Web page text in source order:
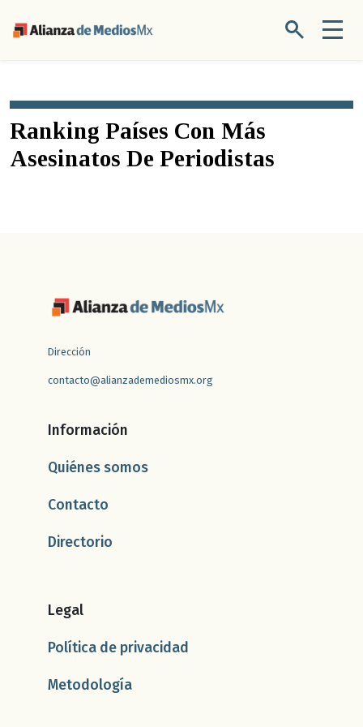
Ranking Países Con Más
Asesinatos De Periodistas
Dirección
contacto@alianzademediosmx.org
Información
Quiénes somos
Contacto
Directorio
Legal
Política de privacidad
Metodología